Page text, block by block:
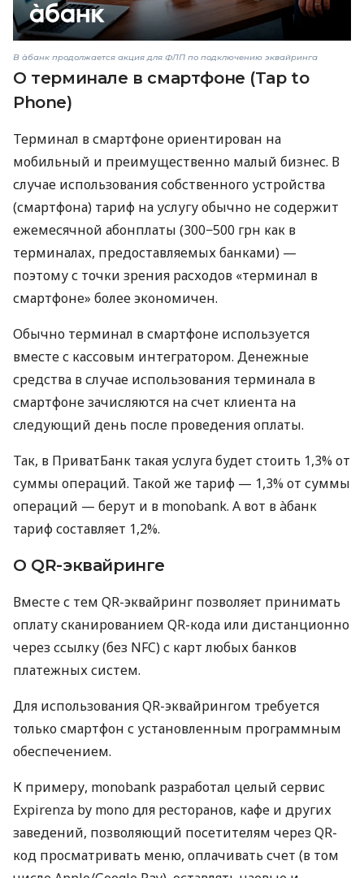
В àбанк продолжается акция для ФЛП по подключению эквайринга
О терминале в смартфоне (Tap to
Phone)
Терминал в смартфоне ориентирован на
мобильный и преимущественно малый бизнес. В
случае использования собственного устройства
(смартфона) тариф на услугу обычно не содержит
ежемесячной абонплаты (300−500 грн как в
терминалах, предоставляемых банками) —
поэтому с точки зрения расходов «терминал в
смартфоне» более экономичен.
Обычно терминал в смартфоне используется
вместе с кассовым интегратором. Денежные
средства в случае использования терминала в
смартфоне зачисляются на счет клиента на
следующий день после проведения оплаты.
Так, в ПриватБанк такая услуга будет стоить 1,3% от
суммы операций. Такой же тариф — 1,3% от суммы
операций — берут и в monobank. А вот в àбанк
тариф составляет 1,2%.
О QR-эквайринге
Вместе с тем QR-эквайринг позволяет принимать
оплату сканированием QR-кода или дистанционно
через ссылку (без NFC) с карт любых банков
платежных систем.
Для использования QR-эквайрингом требуется
только смартфон с установленным программным
обеспечением.
К примеру, monobank разработал целый сервис
Expirenza by mono для ресторанов, кафе и других
заведений, позволяющий посетителям через QR-
код просматривать меню, оплачивать счет (в том